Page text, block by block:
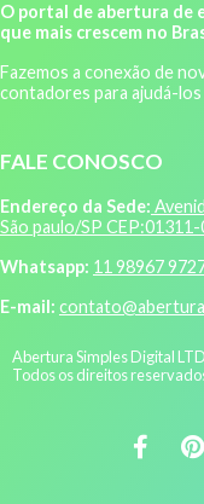
O portal de abertura de
que mais crescem no
Fazemos a conexão de
contadores para ajudá-
FALE CONOSCO
Endereço da Sede:
São paulo/SP
Whatsapp: 11 98967
E-mail:
Abertura Simples Digital
Todos os direitos